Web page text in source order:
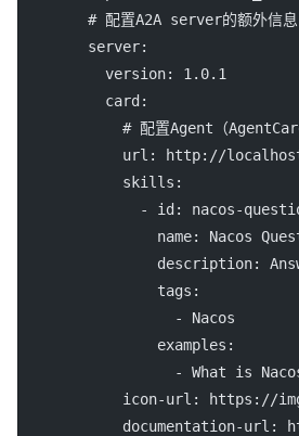
# 配置A2A server的额外信
server:
version: 1.0.1
card :
# 配置Agent（
url :
http://
skills :
              -
id : nacos-
name: Nacos
description:
tags :
                  -
Nacos
examples :
                  -
What is
icon-url :
https://
documentation-url :